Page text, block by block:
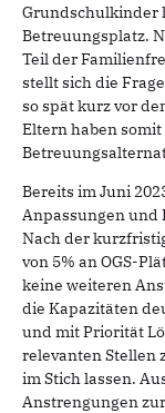
Grundschulkinder
Betreuungsplatz.
Teil der
stellt sich die
so spät kurz vor
Eltern haben
Bereits im Juni
Anpassungen und
Nach der
von 5% an OGS-
keine weiteren
die Kapazitäten
und mit Priorität
relevanten Stellen
im Stich lassen.
Anstrengungen